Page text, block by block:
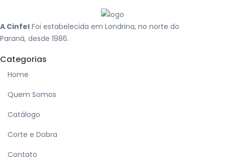
A Cinfel Foi estabelecida em Londrina, no norte do
Paraná, desde 1986.
Categorias
Home
Quem Somos
Catálogo
Corte e Dobra
Contato